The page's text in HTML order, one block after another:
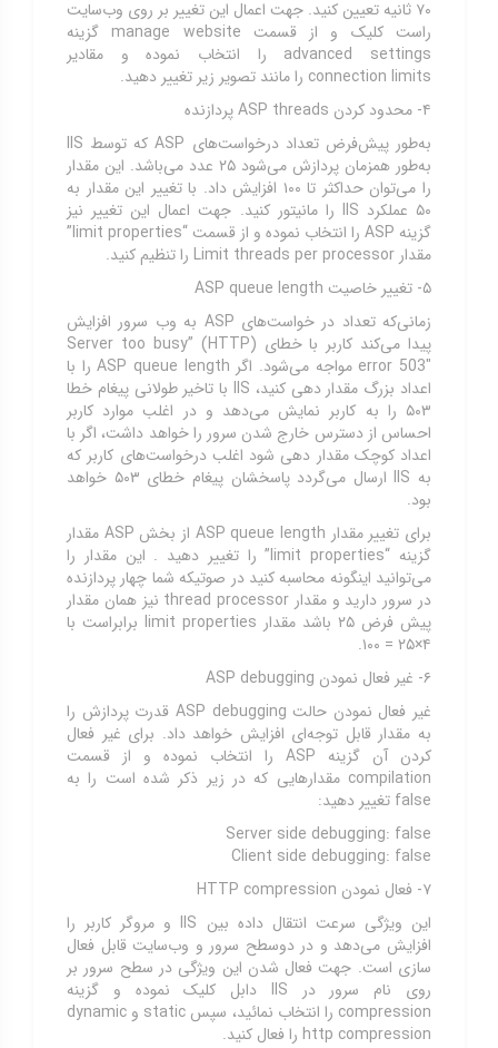
۷۰ ثانیه تعیین کنید. جهت اعمال این تغییر بر روی وب‌سایت
راست کلیک و از قسمت manage website گزینه
advanced settings را انتخاب نموده و مقادیر
connection limits را مانند تصویر زیر تغییر دهید.
۴- محدود کردن ASP threads پردازنده
به‌طور پیش‌فرض تعداد درخواست‌های ASP که توسط IIS
به‌طور همزمان پردازش می‌شود ۲۵ عدد می‌باشد. این مقدار
را می‌توان حداکثر تا ۱۰۰ افزایش داد. با تغییر این مقدار به
۵۰ عملکرد IIS را مانیتور کنید. جهت اعمال این تغییر نیز
گزینه ASP را انتخاب نموده و از قسمت “limit properties”
مقدار Limit threads per processor را تنظیم کنید.
۵- تغییر خاصیت ASP queue length
زمانی‌که تعداد در خواست‌های ASP به وب سرور افزایش
پیدا می‌کند کاربر با خطای (Server too busy” (HTTP
error 503″ مواجه می‌شود. اگر ASP queue length را با
اعداد بزرگ مقدار دهی کنید، IIS با تاخیر طولانی پیغام خطا
۵۰۳ را به کاربر نمایش می‌دهد و در اغلب موارد کاربر
احساس از دسترس خارج شدن سرور را خواهد داشت، اگر با
اعداد کوچک مقدار دهی شود اغلب درخواست‌های کاربر که
به IIS ارسال می‌گردد پاسخشان پیغام خطای ۵۰۳ خواهد
بود.
برای تغییر مقدار ASP queue length از بخش ASP مقدار
گزینه “limit properties” را تغییر دهید . این مقدار را
می‌توانید اینگونه محاسبه کنید در صوتیکه شما چهار پردازنده
در سرور دارید و مقدار thread processor نیز همان مقدار
پیش فرض ۲۵ باشد مقدار limit properties برابراست با
۴×۲۵ = ۱۰۰.
۶- غیر فعال نمودن ASP debugging
غیر فعال نمودن حالت ASP debugging قدرت پردازش را
به مقدار قابل توجه‌ای افزایش خواهد داد. برای غیر فعال
کردن آن گزینه ASP را انتخاب نموده و از قسمت
compilation مقدارهایی که در زیر ذکر شده است را به
false تغییر دهید:
Server side debugging: false
Client side debugging: false
۷- فعال نمودن HTTP compression
این ویژگی سرعت انتقال داده بین IIS و مروگر کاربر را
افزایش می‌دهد و در دوسطح سرور و وب‌سایت قابل فعال
سازی است. جهت فعال شدن این ویژگی در سطح سرور بر
روی نام سرور در IIS دابل کلیک نموده و گزینه
compression را انتخاب نمائید، سپس static و dynamic
http compression را فعال کنید.